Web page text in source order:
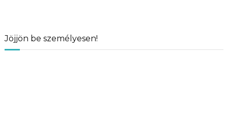
Jöjjön be személyesen!